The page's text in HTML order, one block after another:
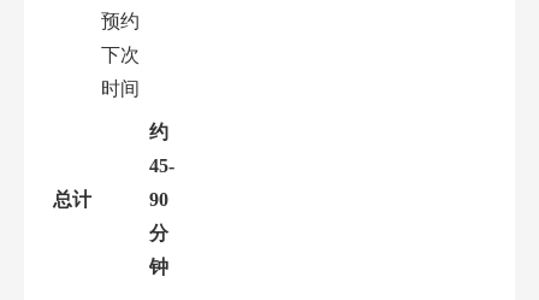
预约
下次
时间
总计
约
45-
90
分
钟